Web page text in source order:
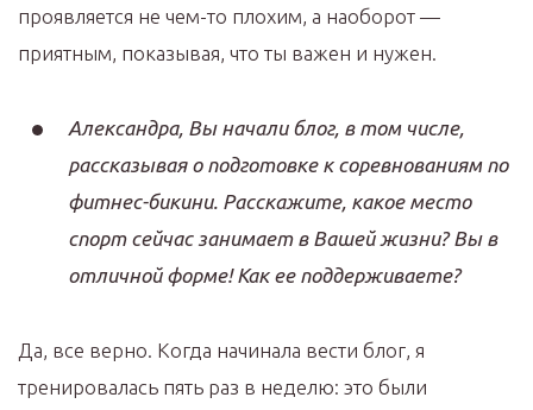
проявляется не чем-то плохим, а наоборот —
приятным, показывая, что ты важен и нужен.
Александра, Вы начали блог, в том числе,
рассказывая о подготовке к соревнованиям по
фитнес-бикини. Расскажите, какое место
спорт сейчас занимает в Вашей жизни? Вы в
отличной форме! Как ее поддерживаете?
Да, все верно. Когда начинала вести блог, я
тренировалась пять раз в неделю: это были